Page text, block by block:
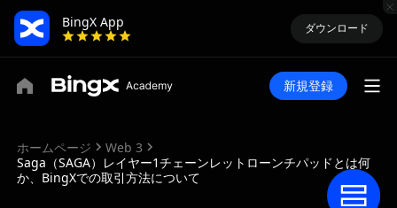
BingX App
ダウンロード
新規登録
ホームページ
Web 3
Saga（SAGA）レイヤー1チェーンレットローンチパッドとは何
か、BingXでの取引方法について